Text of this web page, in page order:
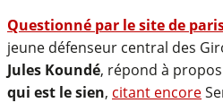
Questionné par le site de
jeune défenseur central des
Jules Koundé, répond à
qui est le sien, citant encore